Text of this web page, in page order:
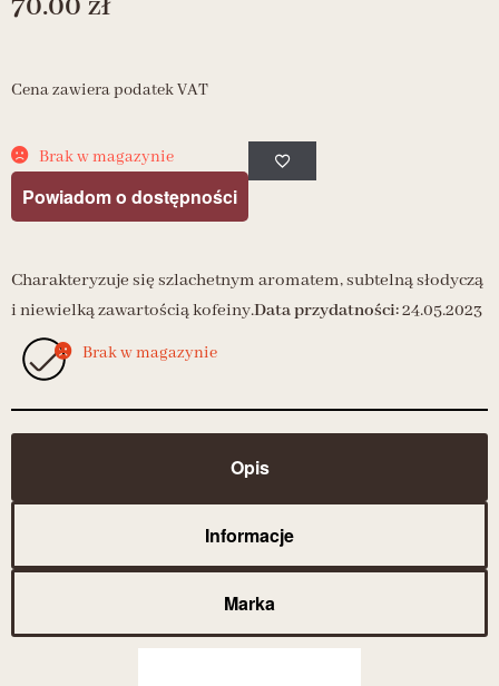
Cena zawiera podatek VAT
Brak w magazynie
Powiadom o dostępności
Charakteryzuje się szlachetnym aromatem, subtelną słodyczą
i niewielką zawartością kofeiny.Data przydatności:24.05.2023
Brak w magazynie
Opis
Informacje
Marka